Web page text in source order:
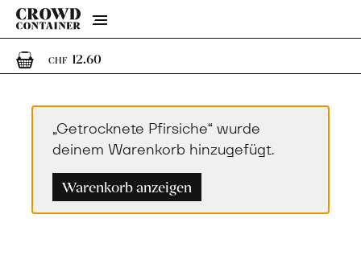
Menu
CHF 12.601 Artikel im Warenkorb
„Getrocknete Pfirsiche“ wurde
deinem Warenkorb hinzugefügt.
Warenkorb anzeigen